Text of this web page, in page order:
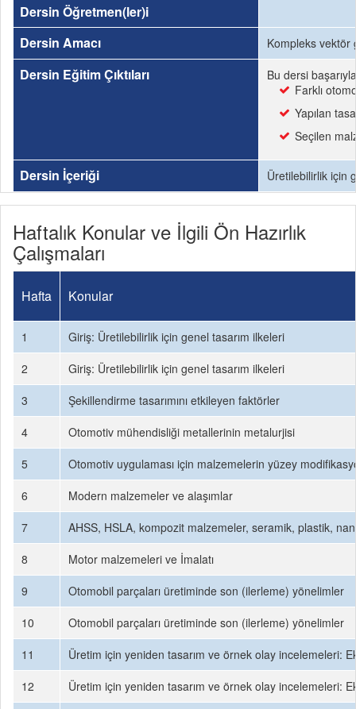
Dersin Öğretmen(ler)i
Dersin Amacı
Kompleks vektör
Dersin Eğitim Çıktıları
Bu dersi
Farklı
Yapılan
Seçilen
Dersin İçeriği Üretilebilirlik için
Haftalık Konular ve İlgili Ön Hazırlık
Çalışmaları
Hafta Konular
1
Giriş: Üretilebilirlik için genel tasarım ilkeleri
2
Giriş: Üretilebilirlik için genel tasarım ilkeleri
3
Şekillendirme tasarımını etkileyen faktörler
4
Otomotiv mühendisliği metallerinin metalurjisi
5
Otomotiv uygulaması için malzemelerin yüzey
6
Modern malzemeler ve alaşımlar
7
AHSS, HSLA, kompozit malzemeler, seramik, plastik,
8
Motor malzemeleri ve İmalatı
9
Otomobil parçaları üretiminde son (ilerleme) yönelimler
10
Otomobil parçaları üretiminde son (ilerleme) yönelimler
11
Üretim için yeniden tasarım ve örnek olay incelemeleri:
12
Üretim için yeniden tasarım ve örnek olay incelemeleri: